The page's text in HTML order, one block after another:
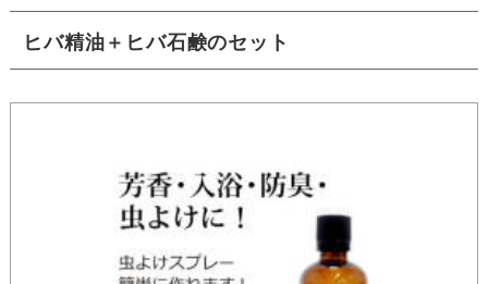
ヒバ精油＋ヒバ石鹸のセット